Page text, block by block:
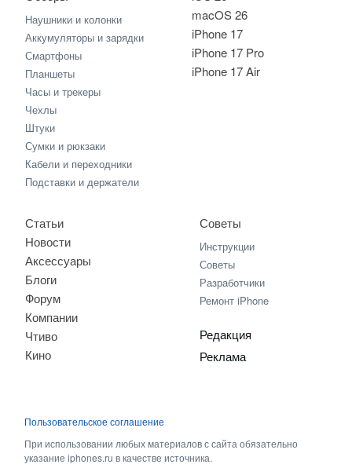
macOS 26
iPhone 17
iPhone 17 Pro
iPhone 17 Air
Наушники и колонки
Аккумуляторы и зарядки
Смартфоны
Планшеты
Часы и трекеры
Чехлы
Штуки
Сумки и рюкзаки
Кабели и переходники
Подставки и держатели
Статьи
Новости
Аксессуары
Блоги
Форум
Компании
Чтиво
Кино
Советы
Инструкции
Советы
Разработчики
Ремонт iPhone
Редакция
Реклама
Пользовательское соглашение
При использовании любых материалов с сайта обязательно
указание iphones.ru в качестве источника.